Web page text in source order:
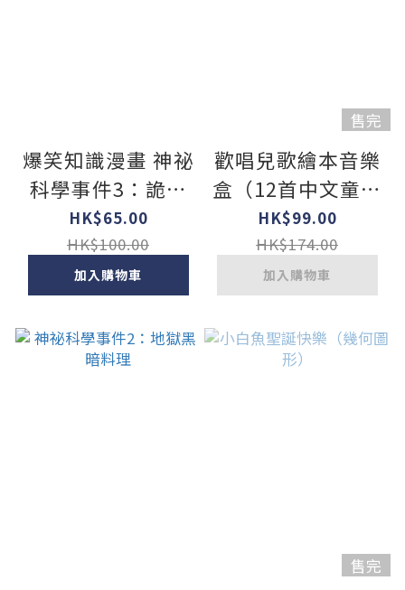
爆笑知識漫畫 神祕
科學事件3：詭異
的背後靈
HK$65.00
HK$100.00
加入購物車
售完
歡唱兒歌繪本音樂
盒（12首中文童謠
+12首卡拉伴唱
+12個動畫+4首打
擊樂）
HK$99.00
HK$174.00
加入購物車
售完